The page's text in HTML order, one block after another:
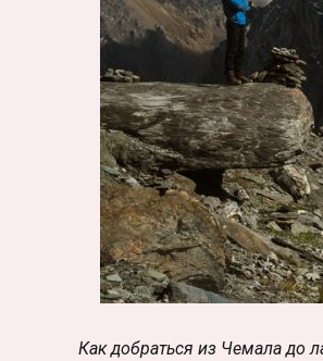
Как добраться из Чемала до